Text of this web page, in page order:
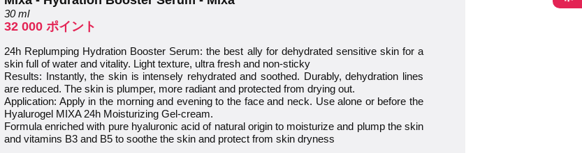
30 ml
32 000 ポイント
24h Replumping Hydration Booster Serum: the best ally for dehydrated sensitive skin for a
skin full of water and vitality. Light texture, ultra fresh and non-sticky
Results: Instantly, the skin is intensely rehydrated and soothed. Durably, dehydration lines
are reduced. The skin is plumper, more radiant and protected from drying out.
Application: Apply in the morning and evening to the face and neck. Use alone or before the
Hyalurogel MIXA 24h Moisturizing Gel-cream.
Formula enriched with pure hyaluronic acid of natural origin to moisturize and plump the skin
and vitamins B3 and B5 to soothe the skin and protect from skin dryness